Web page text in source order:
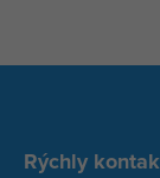
Rýchly